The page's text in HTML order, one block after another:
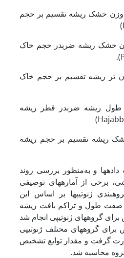
خشک ریشه تقسیم بر حجم
خشک ریشه ضربدر حجم خاک
تر ریشه تقسیم بر حجم خاک
ریشه ضربدر قطر ریشه
ریشه تقسیم بر حجم ریشه
و به‌منظور بررسی روند
برخی از آماره­های توصیفی
ژنوتیپ­ها بر اساس این
صفت طول و تراکم بافت ریشه
برای گروه­های ژنوتیپی انجام شد
برای گروه­های مختلف ژنوتیپی
گرفت و مقدار توابع تشخیص
محاسبه شد.